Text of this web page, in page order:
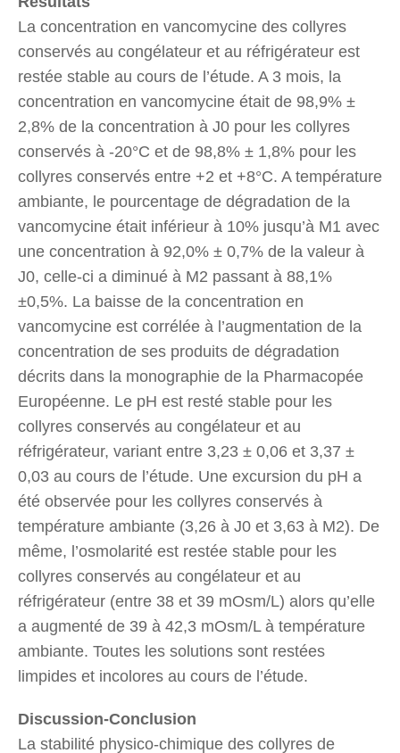
La concentration en vancomycine des collyres
conservés au congélateur et au réfrigérateur est
restée stable au cours de l’étude. A 3 mois, la
concentration en vancomycine était de 98,9% ±
2,8% de la concentration à J0 pour les collyres
conservés à -20°C et de 98,8% ± 1,8% pour les
collyres conservés entre +2 et +8°C. A température
ambiante, le pourcentage de dégradation de la
vancomycine était inférieur à 10% jusqu’à M1 avec
une concentration à 92,0% ± 0,7% de la valeur à
J0, celle-ci a diminué à M2 passant à 88,1%
±0,5%. La baisse de la concentration en
vancomycine est corrélée à l’augmentation de la
concentration de ses produits de dégradation
décrits dans la monographie de la Pharmacopée
Européenne. Le pH est resté stable pour les
collyres conservés au congélateur et au
réfrigérateur, variant entre 3,23 ± 0,06 et 3,37 ±
0,03 au cours de l’étude. Une excursion du pH a
été observée pour les collyres conservés à
température ambiante (3,26 à J0 et 3,63 à M2). De
même, l’osmolarité est restée stable pour les
collyres conservés au congélateur et au
réfrigérateur (entre 38 et 39 mOsm/L) alors qu’elle
a augmenté de 39 à 42,3 mOsm/L à température
ambiante. Toutes les solutions sont restées
limpides et incolores au cours de l’étude.
Discussion-Conclusion
La stabilité physico-chimique des collyres de